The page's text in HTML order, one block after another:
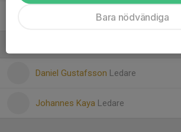
Daniel Gustafsson Ledare
Johannes Kaya Ledare
Bara nödvändiga